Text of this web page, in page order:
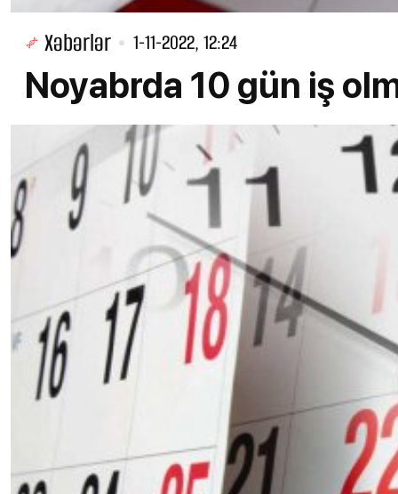
Xəbərlər 1-11-2022, 12:24
Noyabrda 10 gün iş